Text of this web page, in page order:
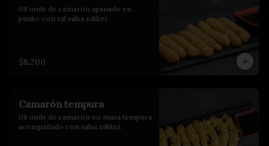
08 unds de camarón apanado en
panko con sal salsa nikkei.
$8.200
Camarón tempura
08 unds de camarón en masa tempura
acompañado con salsa nikkei.